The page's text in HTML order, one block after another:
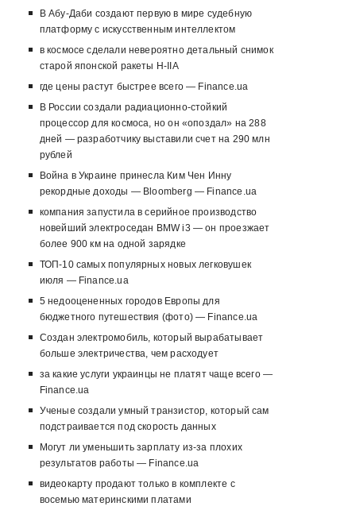
В Абу-Даби создают первую в мире судебную
платформу с искусственным интеллектом
в космосе сделали невероятно детальный снимок
старой японской ракеты H-IIA
где цены растут быстрее всего — Finance.ua
В России создали радиационно-стойкий
процессор для космоса, но он «опоздал» на 288
дней — разработчику выставили счет на 290 млн
рублей
Война в Украине принесла Ким Чен Инну
рекордные доходы — Bloomberg — Finance.ua
компания запустила в серийное производство
новейший электроседан BMW i3 — он проезжает
более 900 км на одной зарядке
ТОП-10 самых популярных новых легковушек
июля — Finance.ua
5 недооцененных городов Европы для
бюджетного путешествия (фото) — Finance.ua
Создан электромобиль, который вырабатывает
больше электричества, чем расходует
за какие услуги украинцы не платят чаще всего —
Finance.ua
Ученые создали умный транзистор, который сам
подстраивается под скорость данных
Могут ли уменьшить зарплату из-за плохих
результатов работы — Finance.ua
видеокарту продают только в комплекте с
восемью материнскими платами